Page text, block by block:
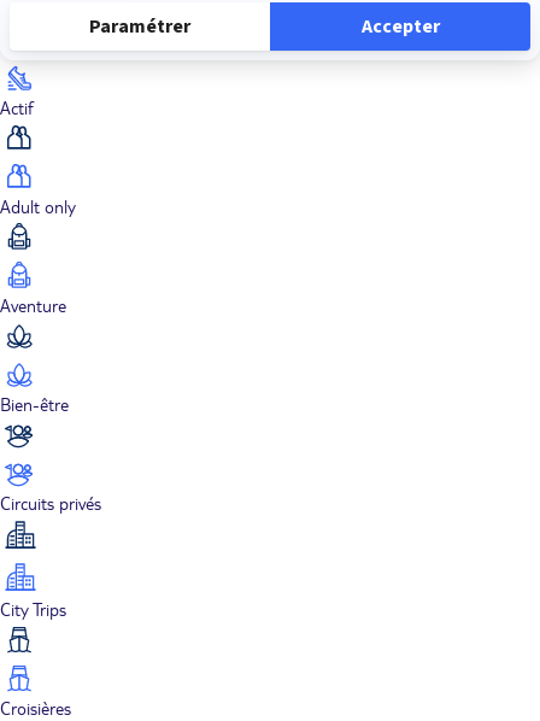
Actif
Adult only
Aventure
Bien-être
Circuits privés
City Trips
Croisières